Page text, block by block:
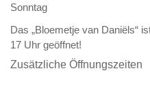
Sonntag
Das „Bloemetje van Daniëls“
17 Uhr geöffnet!
Zusätzliche Öffnungszeiten